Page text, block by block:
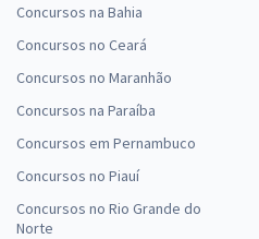
Concursos na Bahia
Concursos no Ceará
Concursos no Maranhão
Concursos na Paraíba
Concursos em Pernambuco
Concursos no Piauí
Concursos no Rio Grande do
Norte